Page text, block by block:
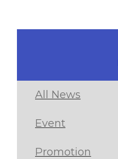
All News
Event
Promotion